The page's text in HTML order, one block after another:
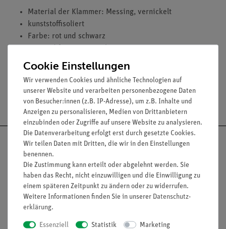
Material der Klammer: Messing, vernickelt
kunststoffisoliert
Farbe: rot und schwarz
Versandkostenfrei ab 300,- €
Nach oben
Informationen Service
Cookie Einstellungen
Wir verwenden Cookies und ähnliche Technologien auf
unserer Website und verarbeiten personenbezogene Daten
von Besucher:innen (z.B. IP-Adresse), um z.B. Inhalte und
Anzeigen zu personalisieren, Medien von Drittanbietern
einzubinden oder Zugriffe auf unsere Website zu analysieren.
Die Datenverarbeitung erfolgt erst durch gesetzte Cookies.
Wir teilen Daten mit Dritten, die wir in den Einstellungen
benennen.
Die Zustimmung kann erteilt oder abgelehnt werden. Sie
haben das Recht, nicht einzuwilligen und die Einwilligung zu
einem späteren Zeitpunkt zu ändern oder zu widerrufen.
Weitere Informationen finden Sie in unserer Daten­schutz­
erklärung.
Essenziell Statistik Marketing